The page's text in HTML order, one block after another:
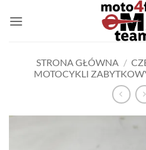
STRONA GŁÓWNA /
MOTOCYKLI